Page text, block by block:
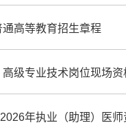
高等教育招生章程
级专业技术岗位现场
年执业（助理）医